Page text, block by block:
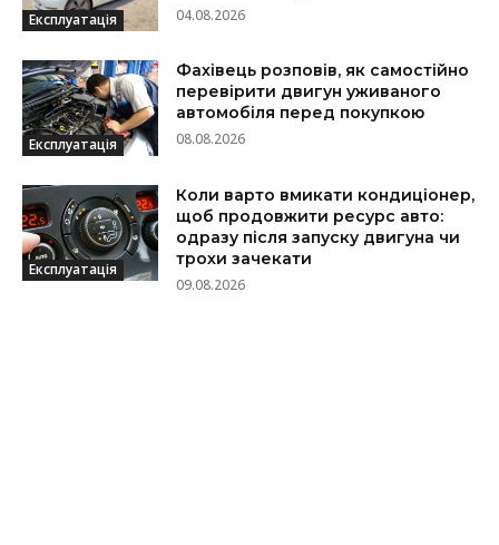
Експлуатація 04.08.2026
Експлуатація
Фахівець розповів, як самостійно
перевірити двигун уживаного
автомобіля перед покупкою
08.08.2026
Експлуатація
Коли варто вмикати кондиціонер,
щоб продовжити ресурс авто:
одразу після запуску двигуна чи
трохи зачекати
09.08.2026